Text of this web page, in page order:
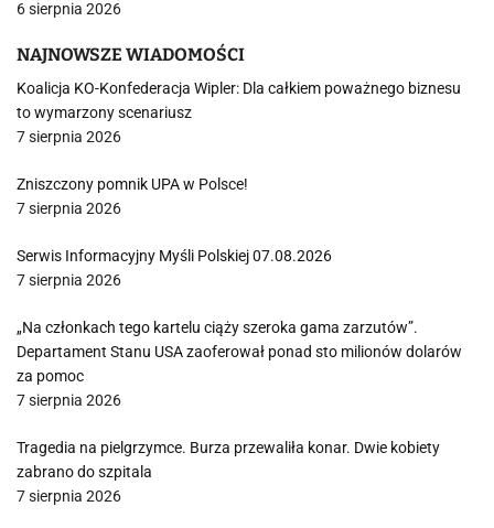
6 sierpnia 2026
NAJNOWSZE WIADOMOŚCI
Koalicja KO-Konfederacja Wipler: Dla całkiem poważnego biznesu
to wymarzony scenariusz
7 sierpnia 2026
Zniszczony pomnik UPA w Polsce!
7 sierpnia 2026
Serwis Informacyjny Myśli Polskiej 07.08.2026
7 sierpnia 2026
„Na członkach tego kartelu ciąży szeroka gama zarzutów”.
Departament Stanu USA zaoferował ponad sto milionów dolarów
za pomoc
7 sierpnia 2026
Tragedia na pielgrzymce. Burza przewaliła konar. Dwie kobiety
zabrano do szpitala
7 sierpnia 2026